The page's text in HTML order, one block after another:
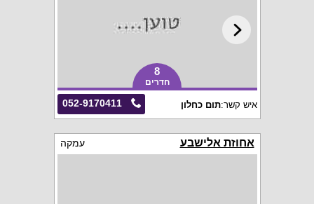
8
חדרים
052-9170411 איש קשר:תום כחלון
אחוזת אלישבע עמקה